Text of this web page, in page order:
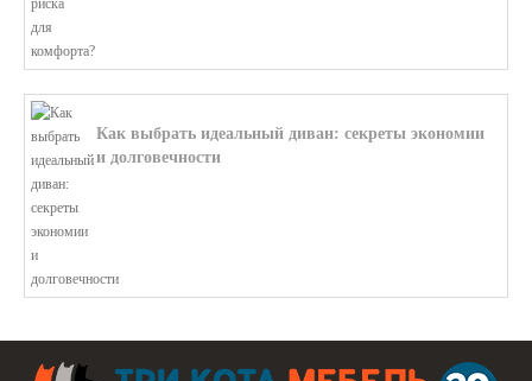
Как выбрать идеальный диван: секреты экономии
и долговечности